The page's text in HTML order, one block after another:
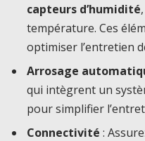
capteurs d’humidité
température. Ces
optimiser l’entretien
Arrosage
qui intègrent un
pour simplifier
Connectivité :